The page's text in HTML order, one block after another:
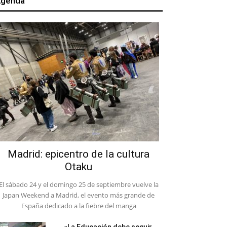
Madrid: epicentro de la cultura
Otaku
sábado 24 y el domingo 25 de septiembre vuelve la
Japan Weekend a Madrid, el evento más grande de
España dedicado a la fiebre del manga